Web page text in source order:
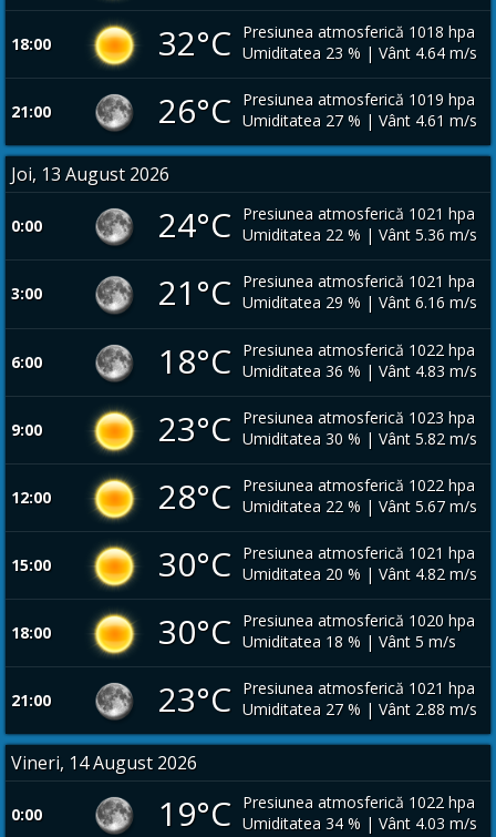
18:00 32°C Presiunea atmosferică 1018 hpa
Umiditatea 23 % | Vânt 4.64 m/s
21:00 26°C Presiunea atmosferică 1019 hpa
Umiditatea 27 % | Vânt 4.61 m/s
Joi, 13 August 2026
0:00 24°C Presiunea atmosferică 1021 hpa
Umiditatea 22 % | Vânt 5.36 m/s
3:00 21°C Presiunea atmosferică 1021 hpa
Umiditatea 29 % | Vânt 6.16 m/s
6:00 18°C Presiunea atmosferică 1022 hpa
Umiditatea 36 % | Vânt 4.83 m/s
9:00 23°C Presiunea atmosferică 1023 hpa
Umiditatea 30 % | Vânt 5.82 m/s
12:00 28°C Presiunea atmosferică 1022 hpa
Umiditatea 22 % | Vânt 5.67 m/s
15:00 30°C Presiunea atmosferică 1021 hpa
Umiditatea 20 % | Vânt 4.82 m/s
18:00 30°C Presiunea atmosferică 1020 hpa
Umiditatea 18 % | Vânt 5 m/s
21:00 23°C Presiunea atmosferică 1021 hpa
Umiditatea 27 % | Vânt 2.88 m/s
Vineri, 14 August 2026
0:00 19°C Presiunea atmosferică 1022 hpa
Umiditatea 34 % | Vânt 4.03 m/s